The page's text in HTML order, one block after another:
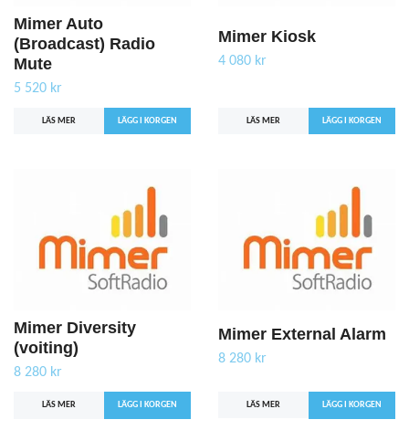
Mimer Auto
(Broadcast) Radio
Mute
5 520 kr
LÄS MER
Mimer Kiosk
4 080 kr
LÄS MER
Mimer Diversity
(voiting)
8 280 kr
LÄS MER
Mimer External Alarm
8 280 kr
LÄS MER